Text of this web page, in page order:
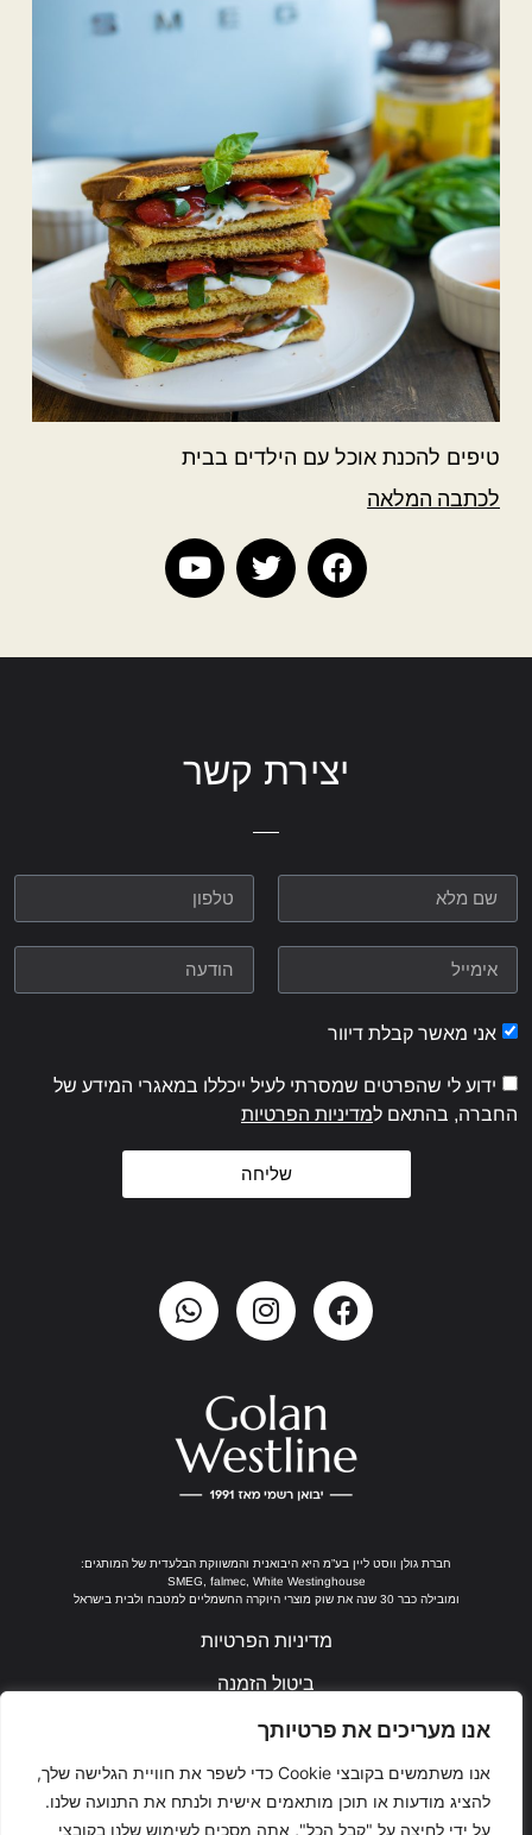
אנו מעריכים את פרטיותך
אנו משתמשים בקובצי Cookie כדי לשפר את חוויית הגלישה שלך,
להציג מודעות או תוכן מותאמים אישית ולנתח את התנועה שלנו.
על ידי לחיצה על "קבל הכל", אתה מסכים לשימוש שלנו בקובצי
טיפים להכנת אוכל עם הילדים בבית
לכתבה המלאה
יצירת קשר
אני מאשר קבלת דיוור
ידוע לי שהפרטים שמסרתי לעיל ייכללו במאגרי המידע של
החברה, בהתאם למדיניות הפרטיות
שליחה
חברת גולן ווסט ליין בע”מ היא היבואנית והמשווקת הבלעדית של המותגים:
SMEG, falmec, White Westinghouse
ומובילה כבר 30 שנה את שוק מוצרי היוקרה החשמליים למטבח ולבית בישראל
מדיניות הפרטיות
ביטול הזמנה
נבנה ע"י ערן חן